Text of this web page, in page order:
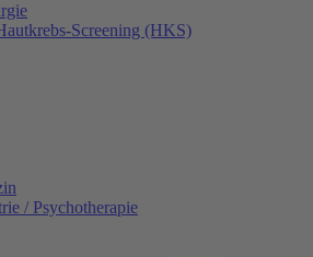
Screening (HKS)
/ Psychotherapie